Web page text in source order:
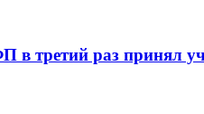
третий раз принял